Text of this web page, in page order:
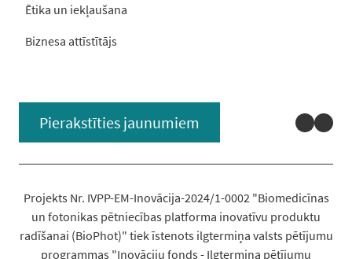
Ētika un iekļaušana
Biznesa attīstītājs
Pierakstīties jaunumiem
Projekts Nr. IVPP-EM-Inovācija-2024/1-0002 "Biomedicīnas
un fotonikas pētniecības platforma inovatīvu produktu
radīšanai (BioPhot)" tiek īstenots ilgtermiņa valsts pētījumu
programmas "Inovāciju fonds - Ilgtermiņa pētījumu